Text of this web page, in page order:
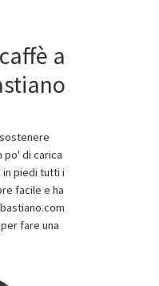
a
po' di carica
in piedi tutti i
facile e ha
fare una